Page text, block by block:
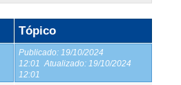
Tópico
Publicado: 19/10/2024
12:01 Atualizado: 19/10/2024
12:01